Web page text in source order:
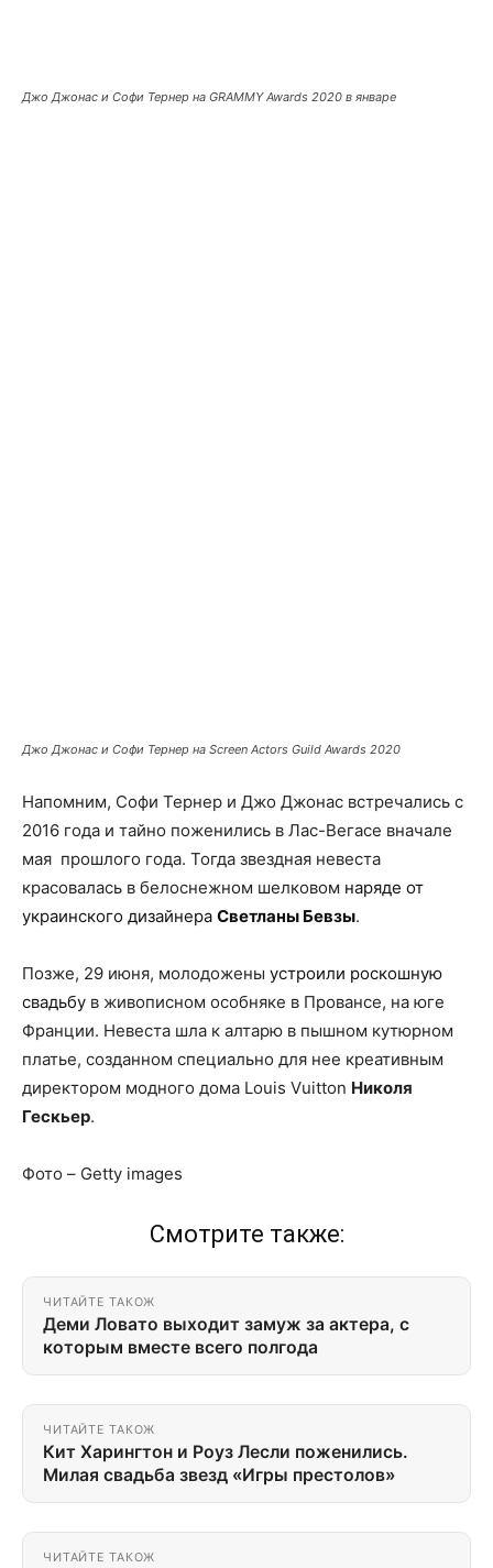
Джо Джонас и Софи Тернер на GRAMMY Awards 2020 в январе
Джо Джонас и Софи Тернер на Screen Actors Guild Awards 2020
Напомним, Софи Тернер и Джо Джонас встречались с
2016 года и тайно поженились в Лас-Вегасе вначале
мая прошлого года. Тогда звездная невеста
красовалась в белоснежном шелковом наряде от
украинского дизайнера Светланы Бевзы.
Позже, 29 июня, молодожены устроили роскошную
свадьбу в живописном особняке в Провансе, на юге
Франции. Невеста шла к алтарю в пышном кутюрном
платье, созданном специально для нее креативным
директором модного дома Louis Vuitton Николя
Гескьер.
Фото – Getty images
Смотрите также:
ЧИТАЙТЕ ТАКОЖ
Деми Ловато выходит замуж за актера, с
которым вместе всего полгода
ЧИТАЙТЕ ТАКОЖ
Кит Харингтон и Роуз Лесли поженились.
Милая свадьба звезд «Игры престолов»
ЧИТАЙТЕ ТАКОЖ